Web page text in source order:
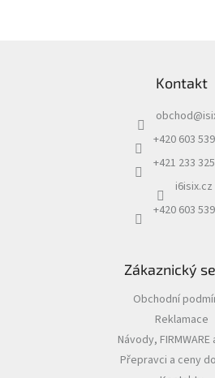
Kontakt
obchod@
+420 603
+421 233
i6isix.cz
+420 603
Zákaznický
Obchodní
Reklamace
Návody,
Přepravci a ceny